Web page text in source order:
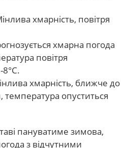
хмарність, повітря
хмарна погода
повітря
хмарність, ближче до
температура опуститься
пануватиме зимова,
з відчутними